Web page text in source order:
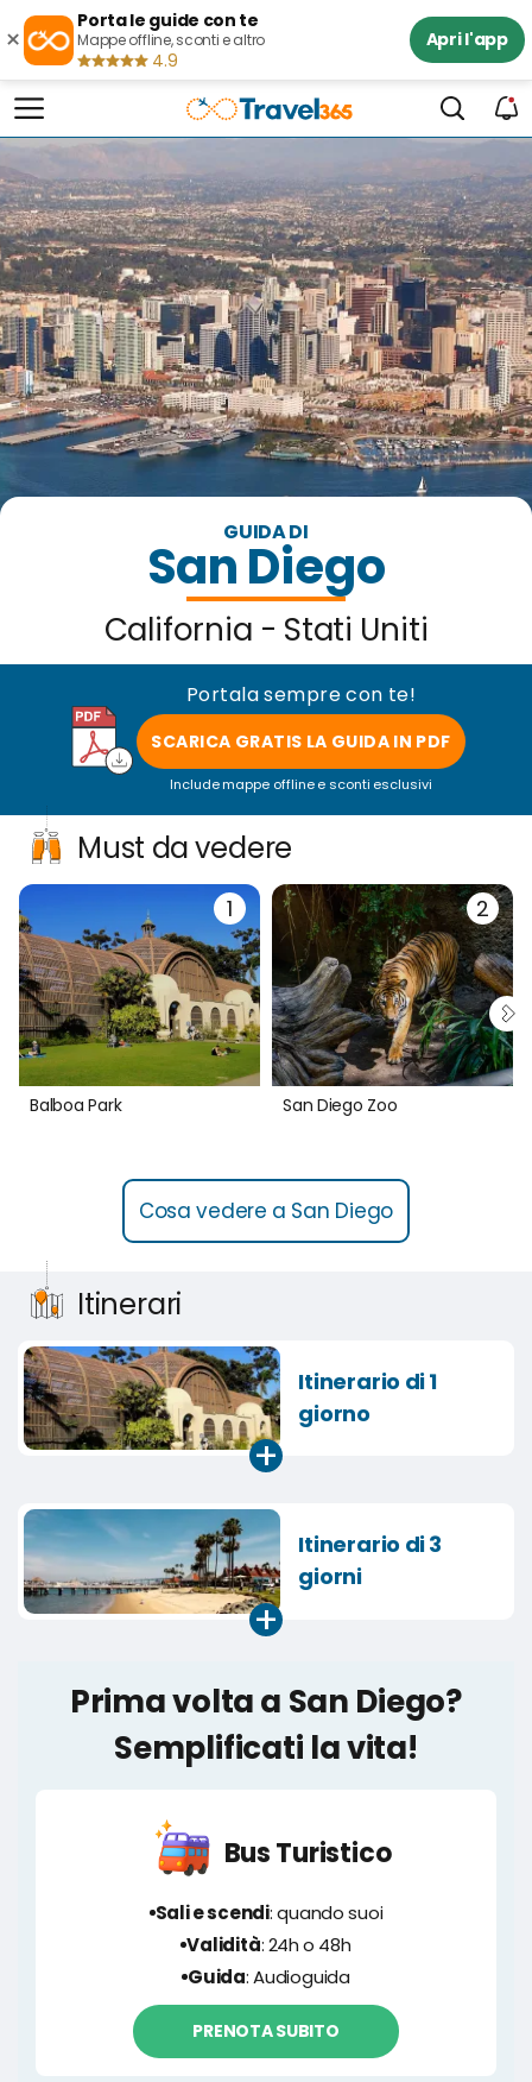
×
Porta le guide con te
Mappe offline, sconti e altro
4.9
Apri l'app
GUIDA DI
San Diego
California - Stati Uniti
Portala sempre con te!
SCARICA GRATIS LA GUIDA IN PDF
Include mappe offline e sconti esclusivi
Must da vedere
Balboa Park San Diego Zoo
Cosa vedere a San Diego
Itinerari
Itinerario di 1
giorno
+
Itinerario di 3
giorni
+
Prima volta a San Diego?
Semplificati la vita!
Bus Turistico
Sali e scendi: quando suoi
Validità: 24h o 48h
Guida: Audioguida
PRENOTA SUBITO